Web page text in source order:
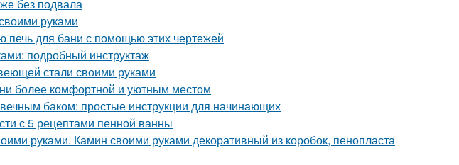
без подвала
руками
печь для бани с помощью этих чертежей
подробный инструктаж
стали своими руками
более комфортной и уютным местом
баком: простые инструкции для начинающих
с 5 рецептами пенной ванны
руками. Камин своими руками декоративный из коробок, пенопласта